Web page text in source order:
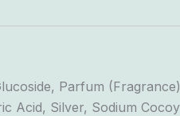
Parfum
Acid, Silver, Sodium